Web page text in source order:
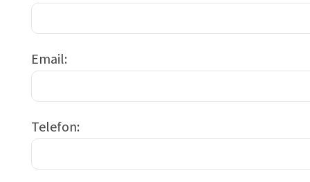
Email
Telefon